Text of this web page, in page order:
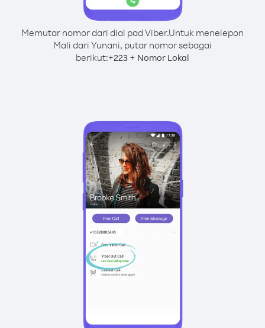
Memutar nomor dari dial pad Viber.Untuk menelepon
Mali dari Yunani, putar nomor sebagai
berikut:+223 + Nomor Lokal